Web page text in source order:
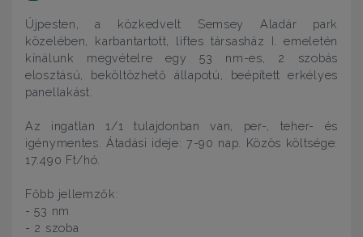
Újpesten, a közkedvelt Semsey Aladár park
közelében, karbantartott, liftes társasház I. emeletén
kínálunk megvételre egy 53 nm-es, 2 szobás
elosztású, beköltözhető állapotú, beépített erkélyes
panellakást.
Az ingatlan 1/1 tulajdonban van, per-, teher- és
igénymentes. Átadási ideje: 7-90 nap. Közös költsége:
17.490 Ft/hó.
Főbb jellemzők:
- 53 nm
- 2 szoba